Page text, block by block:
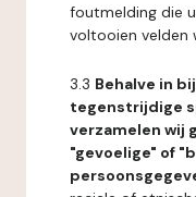
foutmelding die
voltooien velden
3.3 Behalve in
tegenstrijdige
verzamelen wij
"gevoelige" of